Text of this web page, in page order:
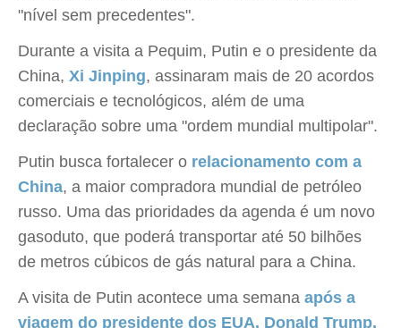
"nível sem precedentes".
Durante a visita a Pequim, Putin e o presidente da
China, Xi Jinping, assinaram mais de 20 acordos
comerciais e tecnológicos, além de uma
declaração sobre uma "ordem mundial multipolar".
Putin busca fortalecer o relacionamento com a
China, a maior compradora mundial de petróleo
russo. Uma das prioridades da agenda é um novo
gasoduto, que poderá transportar até 50 bilhões
de metros cúbicos de gás natural para a China.
A visita de Putin acontece uma semana após a
viagem do presidente dos EUA, Donald Trump,